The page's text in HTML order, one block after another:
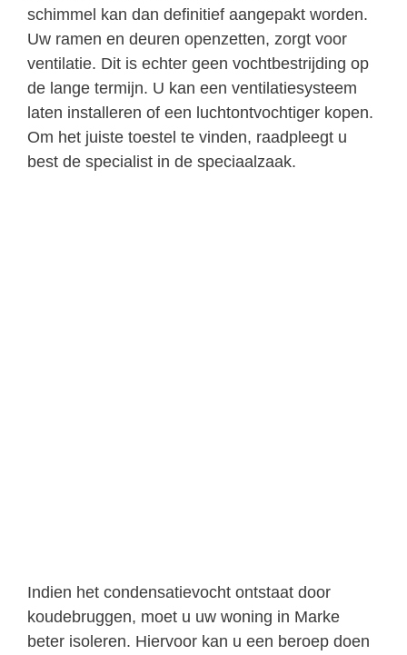
schimmel kan dan definitief aangepakt worden.
Uw ramen en deuren openzetten, zorgt voor
ventilatie. Dit is echter geen vochtbestrijding op
de lange termijn. U kan een ventilatiesysteem
laten installeren of een luchtontvochtiger kopen.
Om het juiste toestel te vinden, raadpleegt u
best de specialist in de speciaalzaak.
Indien het condensatievocht ontstaat door
koudebruggen, moet u uw woning in Marke
beter isoleren. Hiervoor kan u een beroep doen